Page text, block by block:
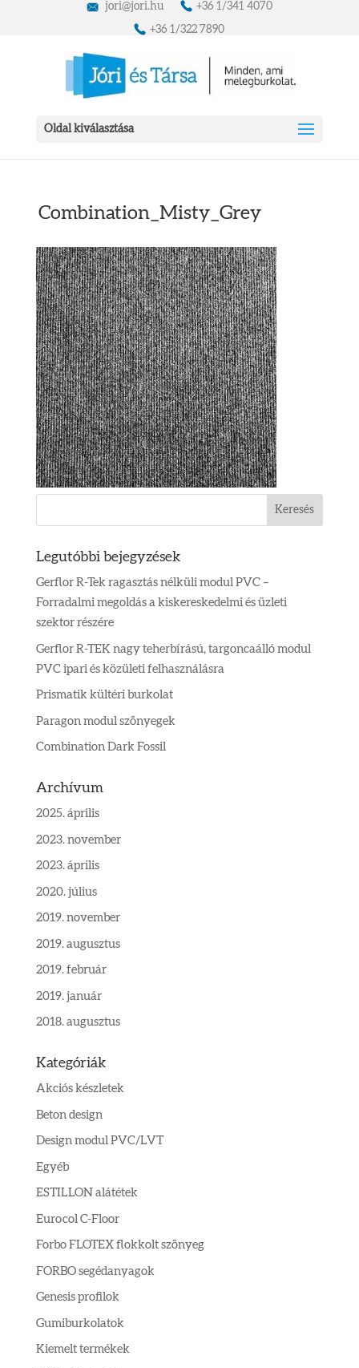
jori@jori.hu +36 1/341 4070
+36 1/322 7890
Oldal kiválasztása
Combination_Misty_Grey
Legutóbbi bejegyzések
Gerflor R-Tek ragasztás nélküli modul PVC –
Forradalmi megoldás a kiskereskedelmi és üzleti
szektor részére
Gerflor R-TEK nagy teherbírású, targoncaálló modul
PVC ipari és közületi felhasználásra
Prismatik kültéri burkolat
Paragon modul szőnyegek
Combination Dark Fossil
Archívum
2025. április
2023. november
2023. április
2020. július
2019. november
2019. augusztus
2019. február
2019. január
2018. augusztus
Kategóriák
Akciós készletek
Beton design
Design modul PVC/LVT
Egyéb
ESTILLON alátétek
Eurocol C-Floor
Forbo FLOTEX flokkolt szőnyeg
FORBO segédanyagok
Genesis profilok
Gumiburkolatok
Kiemelt termékek